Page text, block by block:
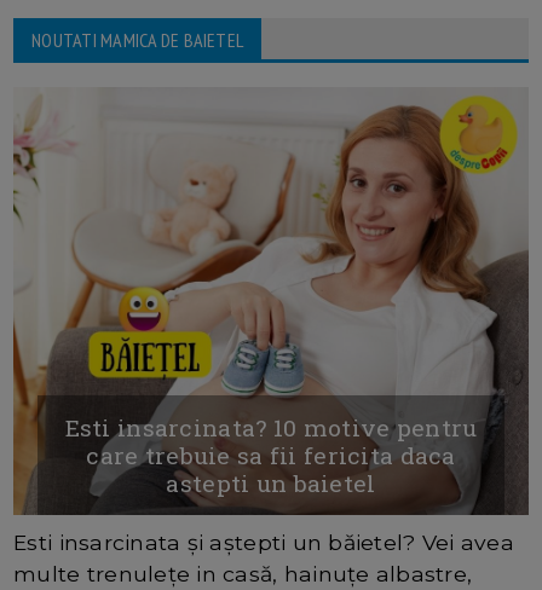
NOUTATI MAMICA DE BAIETEL
Esti insarcinata? 10 motive pentru
care trebuie sa fii fericita daca
astepti un baietel
Esti insarcinata și aștepti un băietel? Vei avea
multe trenulețe in casă, hainuțe albastre,